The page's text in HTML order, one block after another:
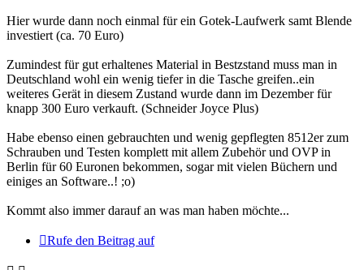
Hier wurde dann noch einmal für ein Gotek-Laufwerk samt Blende
investiert (ca. 70 Euro)
Zumindest für gut erhaltenes Material in Bestzstand muss man in
Deutschland wohl ein wenig tiefer in die Tasche greifen..ein
weiteres Gerät in diesem Zustand wurde dann im Dezember für
knapp 300 Euro verkauft. (Schneider Joyce Plus)
Habe ebenso einen gebrauchten und wenig gepflegten 8512er zum
Schrauben und Testen komplett mit allem Zubehör und OVP in
Berlin für 60 Euronen bekommen, sogar mit vielen Büchern und
einiges an Software..! ;o)
Kommt also immer darauf an was man haben möchte...
Rufe den Beitrag auf